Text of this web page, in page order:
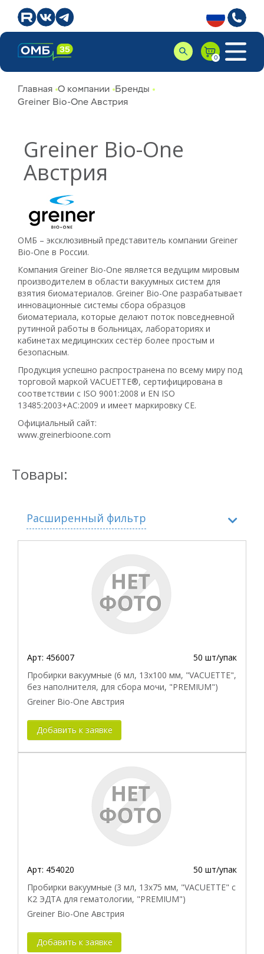
Главная О компании Бренды
Greiner Bio-One Австрия
Greiner Bio-One
Австрия
ОМБ – эксклюзивный представитель компании Greiner
Bio-One в России.
Компания Greiner Bio-One является ведущим мировым
производителем в области вакуумных систем для
взятия биоматериалов. Greiner Bio-One разрабатывает
инновационные системы сбора образцов
биоматериала, которые делают поток повседневной
рутинной работы в больницах, лабораториях и
кабинетах медицинских сестёр более простым и
безопасным.
Продукция успешно распространена по всему миру под
торговой маркой VACUETTE®, сертифицирована в
соответствии с ISO 9001:2008 и EN ISO
13485:2003+AC:2009 и имеет маркировку СЕ.
Официальный сайт:
www.greinerbioone.com
Товары:
Расширенный фильтр
Цвет крышки
Размер
Биоматериал
Объем пробирки для сбора мочи
Совместимость с прибором
Материал
Арт: 456007
50 шт/упак
Пробирки вакуумные (6 мл, 13х100 мм, "VACUETTE",
без наполнителя, для сбора мочи, "PREMIUM")
Greiner Bio-One Австрия
Добавить к заявке
Арт: 454020
50 шт/упак
Пробирки вакуумные (3 мл, 13х75 мм, "VACUETTE" с
К2 ЭДТА для гематологии, "PREMIUM")
Greiner Bio-One Австрия
Добавить к заявке